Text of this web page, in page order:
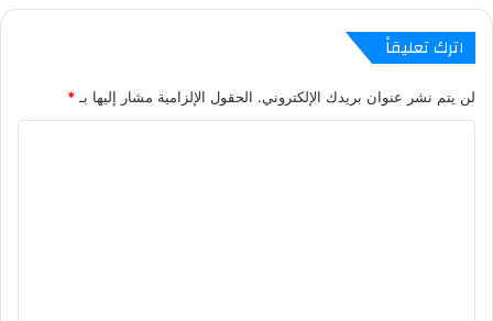
اترك تعليقاً
لن يتم نشر عنوان بريدك الإلكتروني. الحقول الإلزامية مشار إليها بـ *